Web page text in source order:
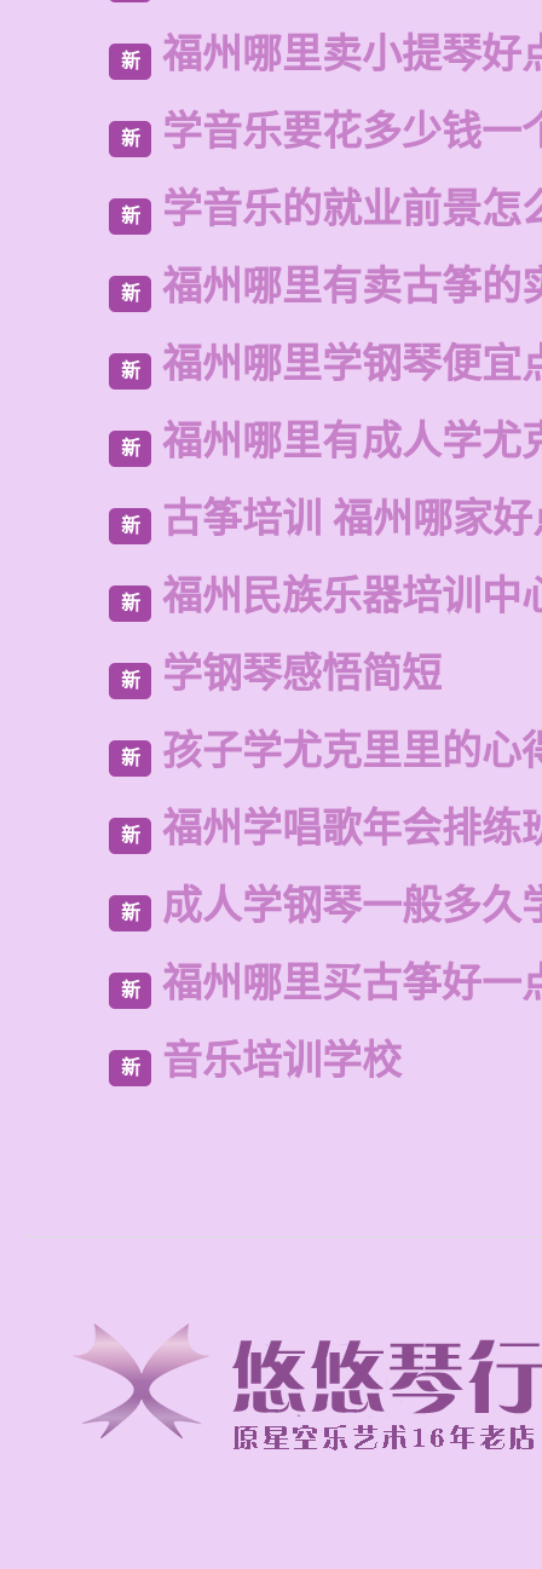
新 福州哪里卖小提琴好
新 学音乐要花多少钱一
新 学音乐的就业前景怎
新 福州哪里有卖古筝的
新 福州哪里学钢琴便宜
新 福州哪里有成人学尤
新 古筝培训 福州哪家好
新 福州民族乐器培训中
新 学钢琴感悟简短
新 孩子学尤克里里的心
新 福州学唱歌年会排练
新 成人学钢琴一般多久
新 福州哪里买古筝好一
新 音乐培训学校